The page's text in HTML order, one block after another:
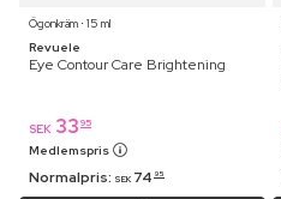
Ögonkräm ⋅ 15 ml
Revuele
Eye Contour Care Brightening
SEK 33 95
Medlemspris
Normalpris: SEK 74 95